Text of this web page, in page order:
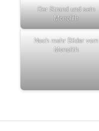
Der Strand und sein
Monolith
Noch mehr Bilder vom
Monolith